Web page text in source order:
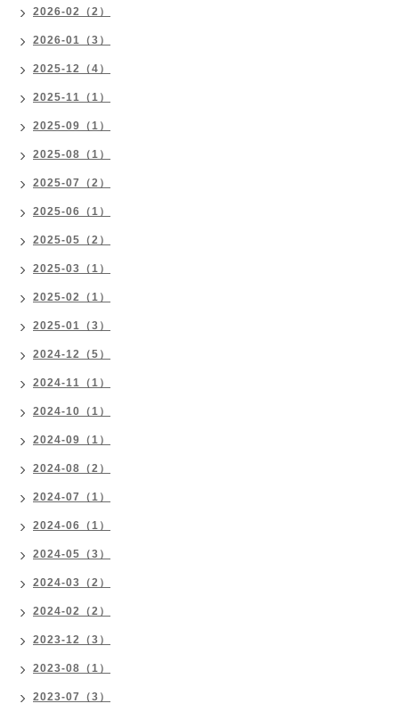
2026-02（2）
2026-01（3）
2025-12（4）
2025-11（1）
2025-09（1）
2025-08（1）
2025-07（2）
2025-06（1）
2025-05（2）
2025-03（1）
2025-02（1）
2025-01（3）
2024-12（5）
2024-11（1）
2024-10（1）
2024-09（1）
2024-08（2）
2024-07（1）
2024-06（1）
2024-05（3）
2024-03（2）
2024-02（2）
2023-12（3）
2023-08（1）
2023-07（3）